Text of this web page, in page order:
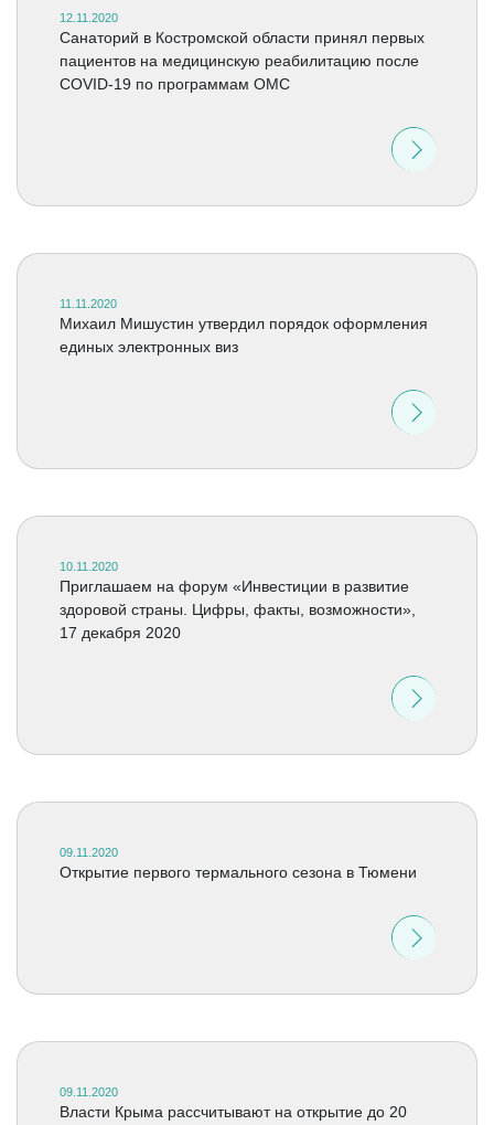
12.11.2020
Санаторий в Костромской области принял первых
пациентов на медицинскую реабилитацию после
COVID-19 по программам ОМС
11.11.2020
Михаил Мишустин утвердил порядок оформления
единых электронных виз
10.11.2020
Приглашаем на форум «Инвестиции в развитие
здоровой страны. Цифры, факты, возможности»,
17 декабря 2020
09.11.2020
Открытие первого термального сезона в Тюмени
09.11.2020
Власти Крыма рассчитывают на открытие до 20